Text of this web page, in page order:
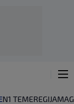
N1 TEMEREGIJA